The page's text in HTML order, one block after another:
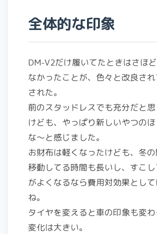
全体的な印象
DM-V2だけ履いてたときはさほ
なかったことが、色々と改良さ
された。
前のスタッドレスでも充分だと
けども、やっぱり新しいやつの
な～と感じました。
お財布は軽くなったけども、冬
移動してる時間も長いし、すこ
がよくなるなら費用対効果とし
ね。
タイヤを変えると車の印象も変
変化は大きい。